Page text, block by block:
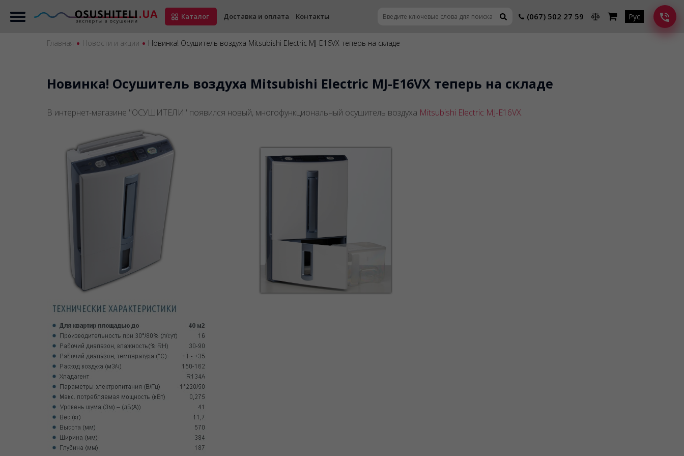
Каталог Доставка и оплата Контакты (067) 502 27 59 Рус
Главная Новости и акции Новинка! Осушитель воздуха Mitsubishi Electric MJ-E16VX теперь на складе
Новинка! Осушитель воздуха Mitsubishi Electric MJ-E16VX теперь на складе
В интернет-магазине "ОСУШИТЕЛИ" появился новый, многофункциональный осушитель воздуха Mitsubishi Electric MJ-E16VX.